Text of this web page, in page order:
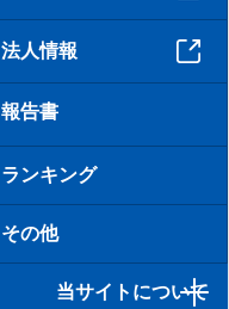
法人情報
報告書
ランキング
その他
当サイトについて